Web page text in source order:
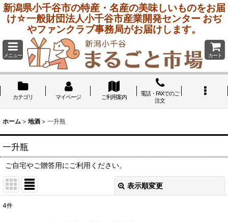
新潟県小千谷市の特産・名産の美味しいものをお届
け☆一般財団法人小千谷市産業開発センター おぢ
やファンクラブ事務局がお届けします。
メニュー カート
カテゴリ マイページ ご利用案内
電話・FAXでのご
注文
ホーム > 地酒 > 一升瓶
一升瓶
ご自宅やご贈答用にご利用ください。
表示順変更
4件